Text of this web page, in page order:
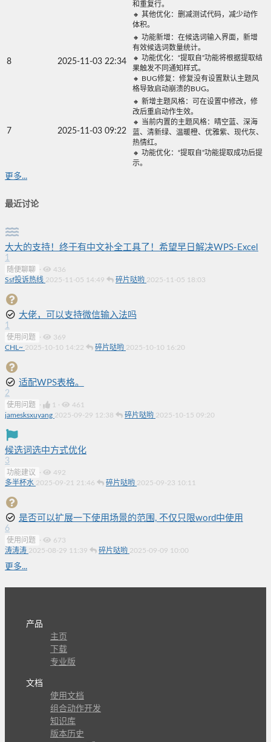
和重复行。
🔸 其他优化：删减测试代码，减少动作
体积。
8 2025-11-03 22:34
🔸 功能新增：在候选词输入界面，新增
有效候选词数量统计。
🔸 功能优化：“提取自”功能将根据提取结
果触发不同通知样式。
🔸 BUG修复：修复没有设置默认主题风
格导致启动崩溃的BUG。
7 2025-11-03 09:22
🔸 新增主题风格：可在设置中修改，修
改后重启动作生效。
🔸 当前内置的主题风格：晴空蓝、深海
蓝、清新绿、温暖橙、优雅紫、现代灰、
热情红。
🔸 功能优化：“提取自”功能提取成功后提
示。
更多...
最近讨论
大大的支持！终于有中文补全工具了！希望早日解决WPS-Excel
1
随便聊聊 ·
436
Ssf投诉热线 2025-11-05 14:49 碎片哒哟 2025-11-05 18:03
大佬，可以支持微信输入法吗
1
使用问题 ·
369
CHL~ 2025-10-10 14:22 碎片哒哟 2025-10-10 16:20
适配WPS表格。
2
使用问题 · 1 ·
461
jamesksxuyang 2025-09-29 12:38 碎片哒哟 2025-10-15 09:20
候选词选中方式优化
3
功能建议 ·
492
多半杯水 2025-09-21 21:46 碎片哒哟 2025-09-23 10:11
是否可以扩展一下使用场景的范围, 不仅只限word中使用
6
使用问题 ·
673
涛涛涛 2025-08-29 11:39 碎片哒哟 2025-09-09 10:00
更多...
产品
主页
下载
专业版
文档
使用文档
组合动作开发
知识库
版本历史